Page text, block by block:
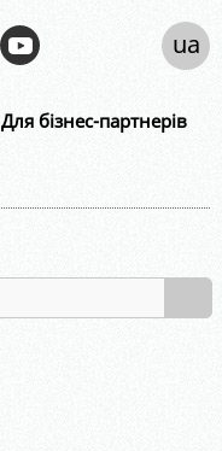
Для бізнес-партнерів
ua